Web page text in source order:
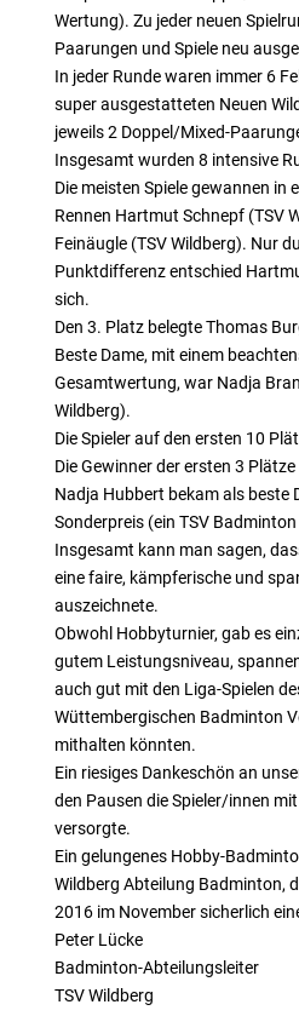
Wertung). Zu jeder neuen
Paarungen und Spiele neu
In jeder Runde waren immer 6
super ausgestatteten Neuen
jeweils 2 Doppel/Mixed-
Insgesamt wurden 8 intensive
Die meisten Spiele gewannen in
Rennen Hartmut Schnepf (TSV
Feinäugle (TSV Wildberg). Nur
Punktdifferenz entschied
sich.
Den 3. Platz belegte Thomas
Beste Dame, mit einem
Gesamtwertung, war Nadja
Wildberg).
Die Spieler auf den ersten 10
Die Gewinner der ersten 3
Nadja Hubbert bekam als beste
Sonderpreis (ein TSV
Insgesamt kann man sagen,
eine faire, kämpferische und
auszeichnete.
Obwohl Hobbyturnier, gab es
gutem Leistungsniveau,
auch gut mit den Liga-Spielen
Wüttembergischen Badminton
mithalten könnten.
Ein riesiges Dankeschön an
den Pausen die Spieler/innen
versorgte.
Ein gelungenes Hobby-
Wildberg Abteilung Badminton,
2016 im November sicherlich
Peter Lücke
Badminton-Abteilungsleiter
TSV Wildberg